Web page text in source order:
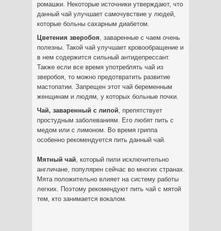
ромашки. Некоторые источники утверждают, что
данный чай улучшает самочувствие у людей,
которые больны сахарным диабетом.
Цветения зверобоя, заваренные с чаем очень
полезны. Такой чай улучшает кровообращение и
в нем содержится сильный антидепрессант.
Также если все время употреблять чай из
зверобоя, то можно предотвратить развитие
мастопатии. Запрещен этот чай беременным
женщинам и людям, у которых больные почки.
Чай, заваренный с липой, препятствует
простудным заболеваниям. Его любят пить с
медом или с лимоном. Во время гриппа
особенно рекомендуется пить данный чай.
Мятный чай, который пили исключительно
англичане, популярен сейчас во многих странах.
Мята положительно влияет на систему работы
легких. Поэтому рекомендуют пить чай с мятой
тем, кто занимается вокалом.